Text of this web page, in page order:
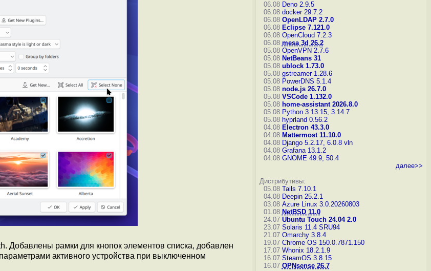
Добавлены рамки для кнопок элементов списка, добавлен
активного устройства при выключенном
06.08 Deno 2.9.5
06.08 docker 29.7.2
06.08 OpenLDAP 2.7.0
06.08 Eclipse 7.121.0
06.08 OpenCloud 7.2.3
06.08 mesa 3d 26.2
05.08 OpenVPN 2.7.6
05.08 NetBeans 31
05.08 ublock 1.73.0
05.08 gstreamer 1.28.6
05.08 PowerDNS 5.1.4
05.08 node.js 26.7.0
05.08 VSCode 1.132.0
05.08 home-assistant 2026.8.0
05.08 Python 3.13.15, 3.14.7
05.08 hyprland 0.56.2
04.08 Electron 43.3.0
04.08 Mattermost 11.10.0
04.08 Django 5.2.17, 6.0.8 vln
04.08 Grafana 13.1.2
04.08 GNOME 49.9, 50.4
далее>>
Дистрибутивы:
05.08 Tails 7.10.1
04.08 Deepin 25.2.1
03.08 Azure Linux 3.0.20260803
01.08 NetBSD 11.0
24.07 Ubuntu Touch 24.04 2.0
23.07 Solaris 11.4 SRU94
21.07 Omarchy 3.8.4
19.07 Chrome OS 150.0.7871.150
17.07 Whonix 18.2.1.9
16.07 SteamOS 3.8.15
16.07 OPNsense 26.7